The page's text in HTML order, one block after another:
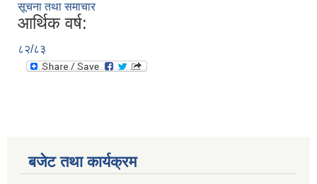
सूचना तथा समाचार
आर्थिक वर्ष:
८२/८३
बजेट तथा कार्यक्रम